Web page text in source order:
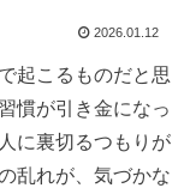
2026.01.12
起こるものだと思
慣が引き金になっ
に裏切るつもりが
乱れが、気づかな